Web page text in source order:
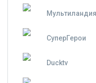
Мультиландия
СуперГерои
Ducktv